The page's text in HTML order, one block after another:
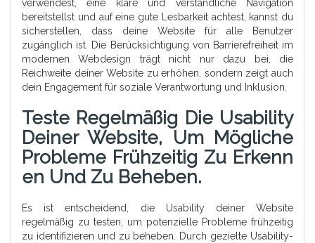
verwendest, eine klare und verständliche Navigation
bereitstellst und auf eine gute Lesbarkeit achtest, kannst du
sicherstellen, dass deine Website für alle Benutzer
zugänglich ist. Die Berücksichtigung von Barrierefreiheit im
modernen Webdesign trägt nicht nur dazu bei, die
Reichweite deiner Website zu erhöhen, sondern zeigt auch
dein Engagement für soziale Verantwortung und Inklusion.
Teste Regelmäßig Die Usability
Deiner Website, Um Mögliche
Probleme Frühzeitig Zu Erkenn
En Und Zu Beheben.
Es ist entscheidend, die Usability deiner Website
regelmäßig zu testen, um potenzielle Probleme frühzeitig
zu identifizieren und zu beheben. Durch gezielte Usability-